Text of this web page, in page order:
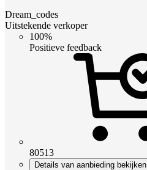
Dream_codes
Uitstekende verkoper
100%
Positieve feedback
80513
Details van aanbieding bekijken